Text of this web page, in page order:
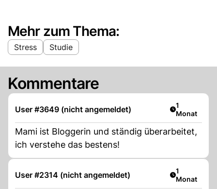
Mehr zum Thema:
Stress Studie
Kommentare
User #3649 (nicht angemeldet) Artikel
1
Monat
Mami ist Bloggerin und ständig überarbeitet,
ich verstehe das bestens!
User #2314 (nicht angemeldet) Artikel
1
Monat